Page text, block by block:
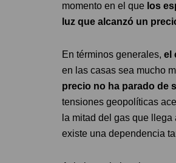
momento en el que los
luz que alcanzó un
En términos generales, el
en las casas sea mucho
precio no ha parado de
tensiones geopolíticas
la mitad del gas que
existe una dependencia